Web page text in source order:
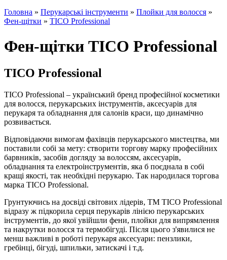
Головна » Перукарські інструменти » Плойки для волосся »
Фен-щітки » TICO Professional
Фен-щітки TICO Professional
TICO Professional
TICO Professional – український бренд професійної косметики
для волосся, перукарських інструментів, аксесуарів для
перукаря та обладнання для салонів краси, що динамічно
розвивається.
Відповідаючи вимогам фахівців перукарського мистецтва, ми
поставили собі за мету: створити торгову марку професійних
барвників, засобів догляду за волоссям, аксесуарів,
обладнання та електроінструментів, яка б поєднала в собі
кращі якості, так необхідні перукарю. Так народилася торгова
марка TICO Professional.
Грунтуючись на досвіді світових лідерів, ТМ TICO Professional
відразу ж підкорила серця перукарів лінією перукарських
інструментів, до якої увійшли фени, плойки для випрямлення
та накрутки волосся та термобігуді. Після цього з'явилися не
менш важливі в роботі перукаря аксесуари: пензлики,
гребінці, бігуді, шпильки, затискачі і т.д.